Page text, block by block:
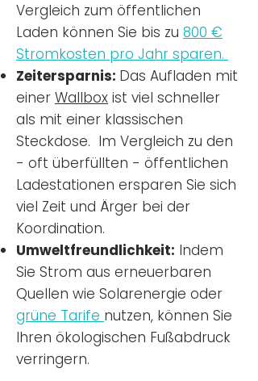
Vergleich zum öffentlichen
Laden können Sie bis zu 800 €
Stromkosten pro Jahr sparen.
Zeitersparnis: Das Aufladen mit
einer Wallbox ist viel schneller
als mit einer klassischen
Steckdose. Im Vergleich zu den
- oft überfüllten - öffentlichen
Ladestationen ersparen Sie sich
viel Zeit und Ärger bei der
Koordination.
Umweltfreundlichkeit: Indem
Sie Strom aus erneuerbaren
Quellen wie Solarenergie oder
grüne Tarife nutzen, können Sie
Ihren ökologischen Fußabdruck
verringern.